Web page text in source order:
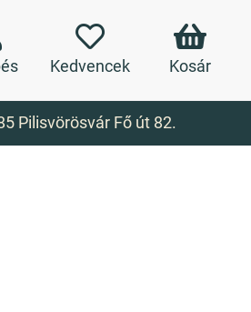
Kedvencek Kosár
Pilisvörösvár Fő út 82.